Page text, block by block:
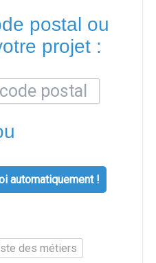
postal ou
projet :
automatiquement !
des métiers